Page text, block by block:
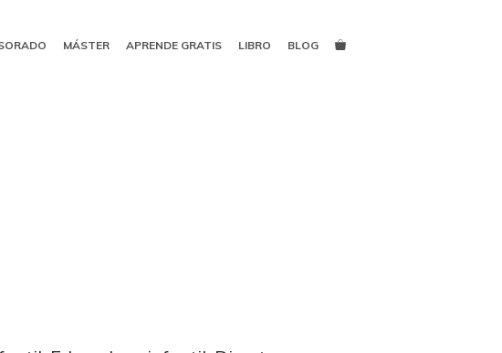
MÁSTER APRENDE GRATIS LIBRO BLOG